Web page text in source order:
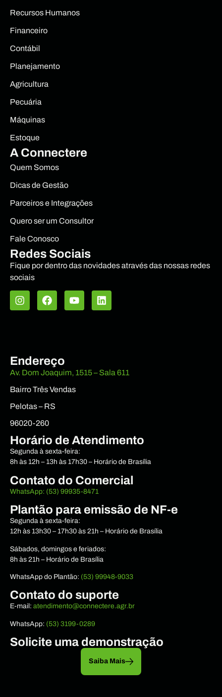
Recursos Humanos
Financeiro
Contábil
Planejamento
Agricultura
Pecuária
Máquinas
Estoque
A Connectere
Quem Somos
Dicas de Gestão
Parceiros e Integrações
Quero ser um Consultor
Fale Conosco
Redes Sociais
Fique por dentro das novidades através das nossas redes
sociais
Endereço
Av. Dom Joaquim, 1515 – Sala 611
Bairro Três Vendas
Pelotas – RS
96020-260
Horário de Atendimento
Segunda à sexta-feira:
8h às 12h – 13h às 17h30 – Horário de Brasília
Contato do Comercial
WhatsApp: (53) 99935-8471
Plantão para emissão de NF-e
Segunda à sexta-feira:
12h às 13h30 – 17h30 às 21h – Horário de Brasília
Sábados, domingos e feriados:
8h às 21h – Horário de Brasília
WhatsApp do Plantão: (53) 99948-9033
Contato do suporte
E-mail: atendimento@connectere.agr.br
WhatsApp: (53) 3199-0289
Solicite uma demonstração
Saiba Mais